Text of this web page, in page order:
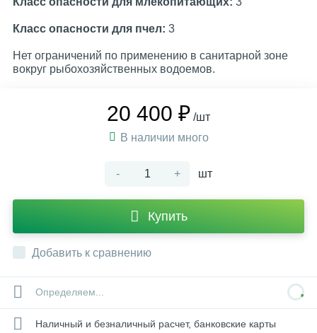
Класс опасности для пчел: 3
Нет ограничений по применению в санитарной зоне
вокруг рыбохозяйственных водоемов.
20 400 ₽ /шт
В наличии много
- + шт
Купить
Добавить к сравнению
Определяем...
Наличный и безналичный расчет, банковские карты